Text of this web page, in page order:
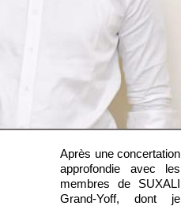
Après une concertation
approfondie avec les
membres de SUXALI
Grand-Yoff, dont je